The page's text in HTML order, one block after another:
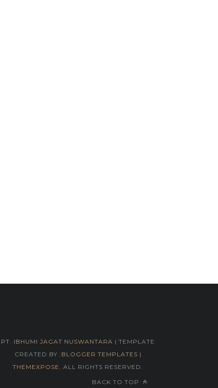
PT. IBHUMI JAGAT NUSWANTARA | TEMPLATE
CREATED BY : BLOGGER TEMPLATES |
THEMEXPOSE . ALL RIGHTS RESERVED.
BACK TO TOP